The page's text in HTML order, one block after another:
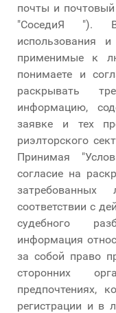
почты и
"СоседиЯ ").
использования
применимые к
понимаете и
раскрывать
информацию,
заявке и тех
риэлторского
Принимая
согласие на
соответствии с
судебного
информация
за собой право
сторонних
предпочтениях,
регистрации и в